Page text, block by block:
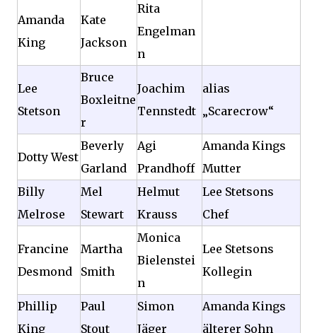
Amanda
King
Kate
Jackson
Rita
Engelman
n
Lee
Stetson
Bruce
Boxleitne
r
Joachim
Tennstedt
alias
„Scarecrow“
Dotty West
Beverly
Garland
Agi
Prandhoff
Amanda Kings
Mutter
Billy
Melrose
Mel
Stewart
Helmut
Krauss
Lee Stetsons
Chef
Francine
Desmond
Martha
Smith
Monica
Bielenstei
n
Lee Stetsons
Kollegin
Phillip
King
Paul
Stout
Simon
Jäger
Amanda Kings
älterer Sohn